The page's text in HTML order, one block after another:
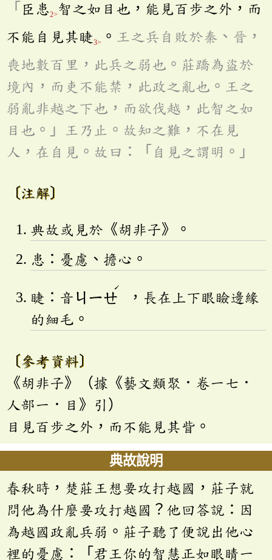
「 臣患2> 智之如目也，能見百步之外，而
不能自見其睫3> 。 王之兵自敗於秦、晉，
喪地數百里，此兵之弱也。莊蹻為盜於
境內，而吏不能禁，此政之亂也。王之
弱亂非越之下也，而欲伐越，此智之如
目也。」王乃止。故知之難，不在見
人，在自見。故曰：「自見之謂明。」
〔注解〕
典故或見於《胡非子》。
患：憂慮、擔心。
睫：音 ㄐㄧㄝ
ˊ
，長在上下眼瞼邊緣
的細毛。
〔參考資料〕
《胡非子》（據《藝文類聚．卷一七．
人部一．目》引）
目見百步之外，而不能見其眥。
典故說明
春秋時，楚莊王想要攻打越國，莊子就
問他為什麼要攻打越國？他回答說：因
為越國政亂兵弱。莊子聽了便說出他心
裡的憂慮：「君王你的智慧正如眼睛一